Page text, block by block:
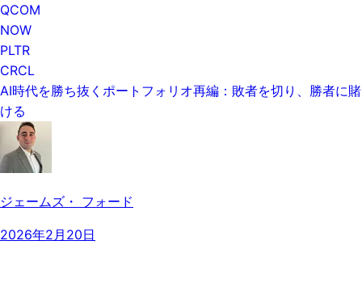
QCOM
NOW
PLTR
CRCL
AI時代を勝ち抜くポートフォリオ再編：敗者を切り、勝者に賭
ける
ジェームズ・ フォード
2026年2月20日